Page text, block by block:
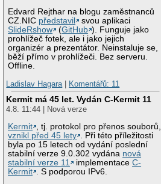
Edvard Rejthar na blogu zaměstnanců
CZ.NIC představil
svou aplikaci
SlideRshow
(GitHub ). Funguje jako
prohlížeč fotek, ale i jako jejich
organizér a prezentátor. Neinstaluje se,
běží přímo v prohlížeči. Bez serveru.
Offline.
Ladislav Hagara | Komentářů: 11
Kermit má 45 let. Vydán C-Kermit 11
4.8. 11:44 | Nová verze
Kermit , tj. protokol pro přenos souborů,
vznikl před 45 lety . Při této příležitosti
byla po 15 letech od vydání poslední
stabilní verze 9.0.302 vydána nová
stabilní verze 11
implementaceC-
Kermit . S podporou IPv6.